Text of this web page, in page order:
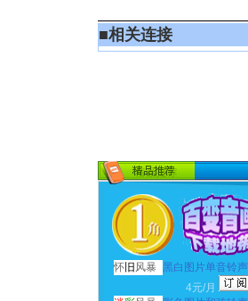
■相关连接
怀 旧 风暴
黑白图片单音铃声
4元/月